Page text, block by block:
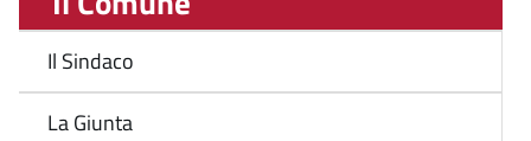
Il Sindaco
La Giunta